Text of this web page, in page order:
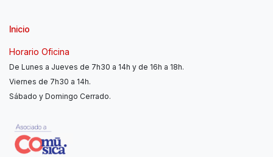
Inicio
Horario Oficina
De Lunes a Jueves de 7h30 a 14h y de 16h a 18h.
Viernes de 7h30 a 14h.
Sábado y Domingo Cerrado.